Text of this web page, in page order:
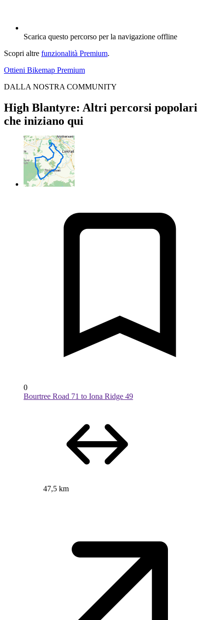
Scarica questo percorso per la navigazione offline
Scopri altre funzionalità Premium.
Ottieni Bikemap Premium
DALLA NOSTRA COMMUNITY
High Blantyre: Altri percorsi popolari
che iniziano qui
0
Bourtree Road 71 to Iona Ridge 49
47,5 km